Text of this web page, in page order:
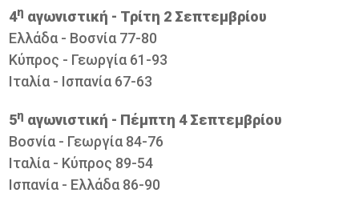
4η αγωνιστική - Τρίτη 2 Σεπτεμβρίου
Ελλάδα - Βοσνία 77-80
Κύπρος - Γεωργία 61-93
Ιταλία - Ισπανία 67-63
5η αγωνιστική - Πέμπτη 4 Σεπτεμβρίου
Βοσνία - Γεωργία 84-76
Ιταλία - Κύπρος 89-54
Ισπανία - Ελλάδα 86-90